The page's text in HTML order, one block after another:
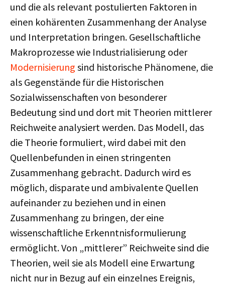
und die als relevant postulierten Faktoren in
einen kohärenten Zusammenhang der Analyse
und Interpretation bringen. Gesellschaftliche
Makroprozesse wie Industrialisierung oder
Modernisierung sind historische Phänomene, die
als Gegenstände für die Historischen
Sozialwissenschaften von besonderer
Bedeutung sind und dort mit Theorien mittlerer
Reichweite analysiert werden. Das Modell, das
die Theorie formuliert, wird dabei mit den
Quellenbefunden in einen stringenten
Zusammenhang gebracht. Dadurch wird es
möglich, disparate und ambivalente Quellen
aufeinander zu beziehen und in einen
Zusammenhang zu bringen, der eine
wissenschaftliche Erkenntnisformulierung
ermöglicht. Von „mittlerer” Reichweite sind die
Theorien, weil sie als Modell eine Erwartung
nicht nur in Bezug auf ein einzelnes Ereignis,